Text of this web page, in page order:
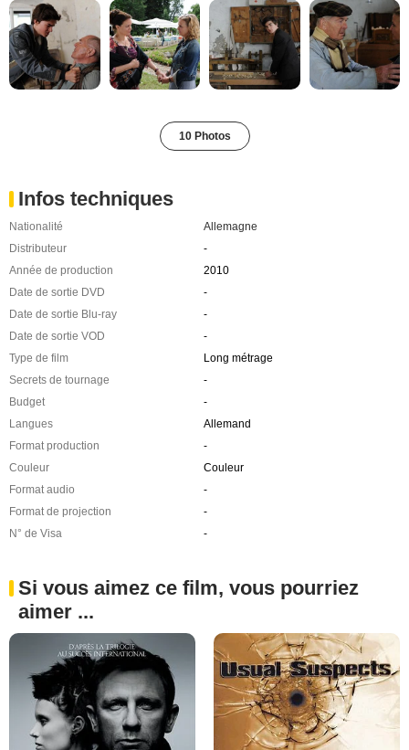
10 Photos
Infos techniques
Nationalité
Allemagne
Distributeur
-
Année de production
2010
Date de sortie DVD
-
Date de sortie Blu-ray
-
Date de sortie VOD
-
Type de film
Long métrage
Secrets de tournage
-
Budget
-
Langues
Allemand
Format production
-
Couleur
Couleur
Format audio
-
Format de projection
-
N° de Visa
-
Si vous aimez ce film, vous pourriez
aimer ...